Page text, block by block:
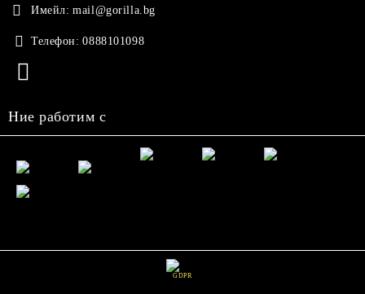
Имейл: mail@gorilla.bg
Телефон: 0888101098
Ние работим с
GDPR